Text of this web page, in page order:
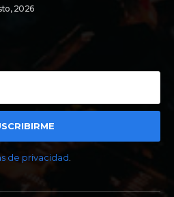
2026
de privacidad